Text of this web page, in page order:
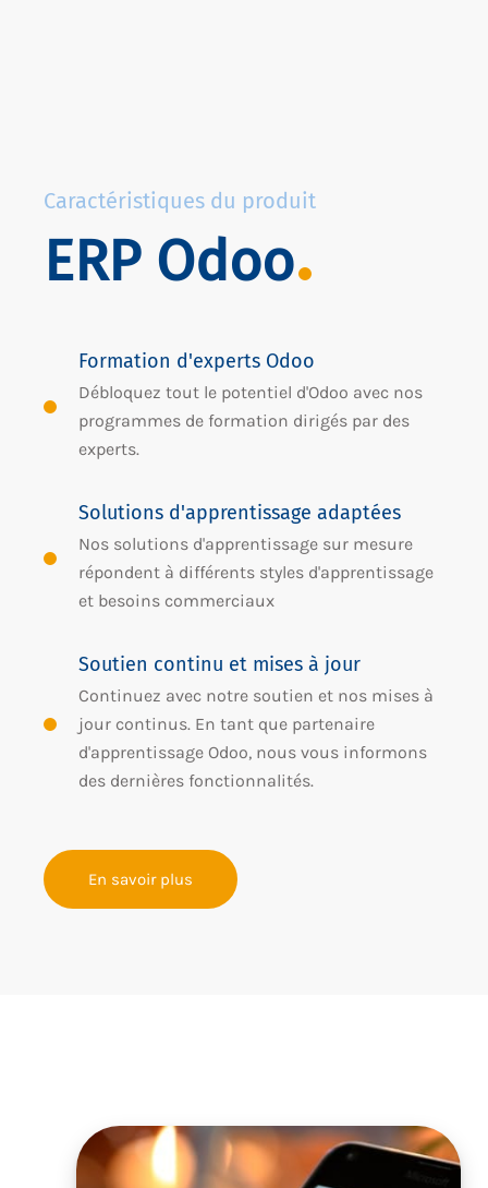
Caractéristiques du produit
ERP Odoo
Formation d'experts Odoo
Débloquez tout le potentiel d'Odoo avec nos
programmes de formation dirigés par des
experts.
Solutions d'apprentissage adaptées
Nos solutions d'apprentissage sur mesure
répondent à différents styles d'apprentissage
et besoins commerciaux
Soutien continu et mises à jour
Continuez avec notre soutien et nos mises à
jour continus. En tant que partenaire
d'apprentissage Odoo, nous vous informons
des dernières fonctionnalités.
En savoir plus